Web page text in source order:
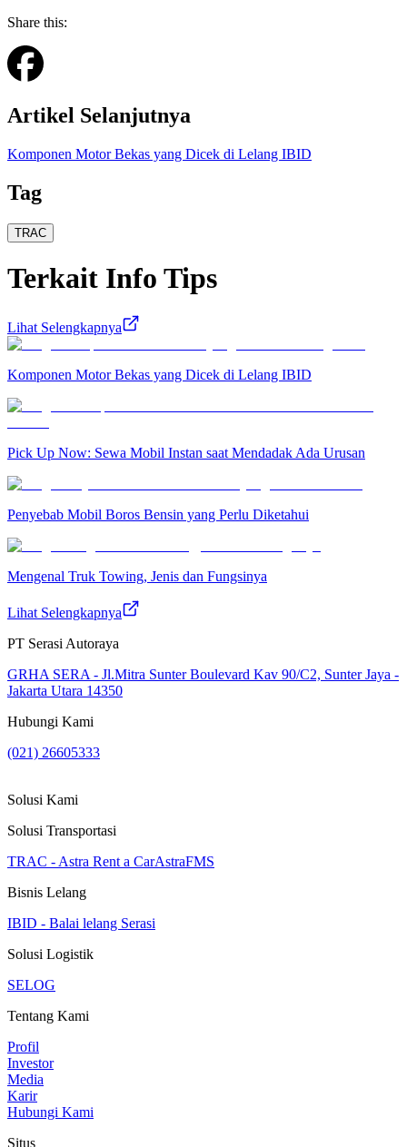
Share this:
Artikel Selanjutnya
Komponen Motor Bekas yang Dicek di Lelang IBID
Tag
TRAC
Terkait Info Tips
Lihat Selengkapnya
Komponen Motor Bekas yang Dicek di Lelang IBID
Pick Up Now: Sewa Mobil Instan saat Mendadak Ada Urusan
Penyebab Mobil Boros Bensin yang Perlu Diketahui
Mengenal Truk Towing, Jenis dan Fungsinya
Lihat Selengkapnya
PT Serasi Autoraya
GRHA SERA - Jl.Mitra Sunter Boulevard Kav 90/C2, Sunter Jaya -
Jakarta Utara 14350
Hubungi Kami
(021) 26605333
Solusi Kami
Solusi Transportasi
TRAC - Astra Rent a CarAstraFMS
Bisnis Lelang
IBID - Balai lelang Serasi
Solusi Logistik
SELOG
Tentang Kami
Profil
Investor
Media
Karir
Hubungi Kami
Situs